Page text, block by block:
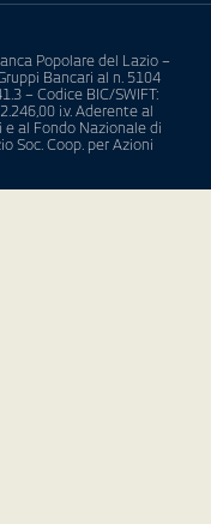
Popolare del Lazio –
Bancari al n. 5104
– Codice BIC/SWIFT:
i.v. Aderente al
al Fondo Nazionale di
Soc. Coop. per Azioni